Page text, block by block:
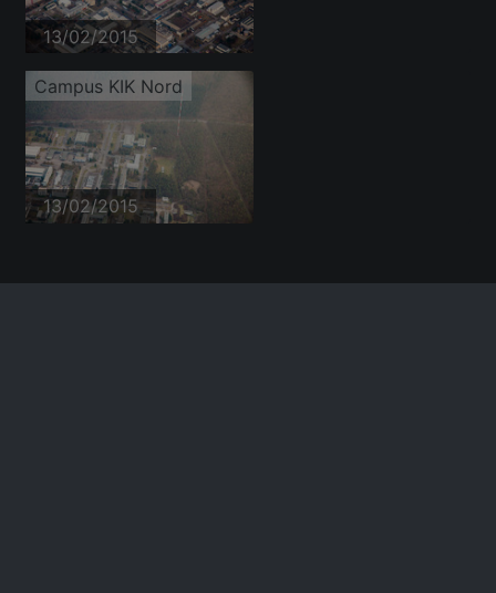
13/02/2015
Campus KIK Nord
13/02/2015